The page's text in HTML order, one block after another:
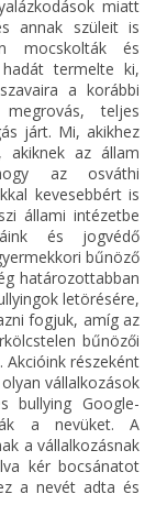
miatt
annak szüleit is
mocskolták és
termelte ki,
a korábbi
teljes
járt. Mi, akikhez
akiknek az állam
az osváthi
kevesebbért is
állami intézetbe
és jogvédő
bűnöző
határozottabban
letörésére,
fogjuk, amíg az
bűnözői
részeként
vállalkozások
bullying Google-
a nevüket. A
a vállalkozásnak
kér bocsánatot
a nevét adta és